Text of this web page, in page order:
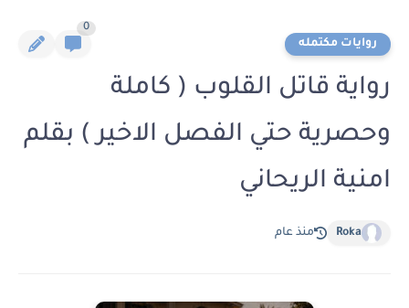
روايات مكتمله
0
رواية قاتل القلوب ( كاملة
وحصرية حتي الفصل الاخير ) بقلم
امنية الريحاني
Roka منذ عام